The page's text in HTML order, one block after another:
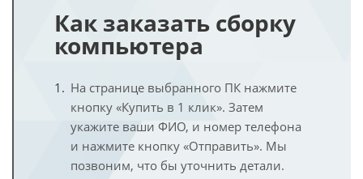
Как заказать сборку
компьютера
На странице выбранного ПК нажмите
кнопку «Купить в 1 клик». Затем
укажите ваши ФИО, и номер телефона
и нажмите кнопку «Отправить». Мы
позвоним, что бы уточнить детали.